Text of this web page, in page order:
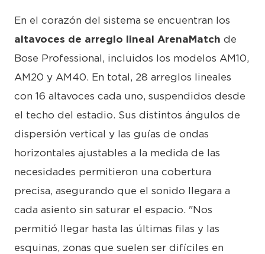
En el corazón del sistema se encuentran los
altavoces de arreglo lineal ArenaMatch de
Bose Professional, incluidos los modelos AM10,
AM20 y AM40. En total, 28 arreglos lineales
con 16 altavoces cada uno, suspendidos desde
el techo del estadio. Sus distintos ángulos de
dispersión vertical y las guías de ondas
horizontales ajustables a la medida de las
necesidades permitieron una cobertura
precisa, asegurando que el sonido llegara a
cada asiento sin saturar el espacio. "Nos
permitió llegar hasta las últimas filas y las
esquinas, zonas que suelen ser difíciles en